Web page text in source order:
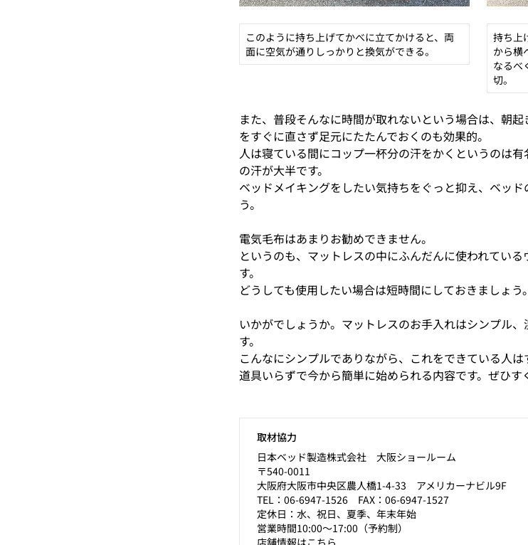
このように持ち上げてかべに立てかけると、両
面に空気が通りしっかりと換気ができる。
持ち上
から横
なるべ
切。
また、普段そんなに時間が取れないという場合は、朝起
をすぐに直さず足元にたたんでおくのも効果的。
人は寝ている間にコップ一杯分の汗をかくというのは
の汗が大半です。
ベッドメイキングをしたい気持ちをぐっと抑え、ベッ
う。
電気毛布はあまりお勧めできません。
というのも、マットレスの中にふんだんに使われてい
す。
どうしても使用したい場合は短時間にしておきましょう。
いかがでしょうか。マットレスのお手入れはシンプル
す。
こんなにシンプルでありながら、これをできている人は
道具いらずで今から簡単に始められる内容です。ぜひす
取材協力
日本ベッド製造株式会社 大阪ショールーム
〒540-0011
大阪府大阪市中央区農人橋1-4-33 アメリカーナビル9F
TEL：06-6947-1526 FAX：06-6947-1527
定休日：水、祝日、夏季、年末年始
営業時間10:00～17:00（予約制）
店舗情報はこちら